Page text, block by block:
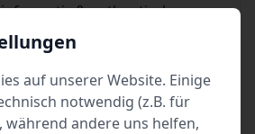
& authentisch
auf der Stadtaußenseite
23552 Lübeck)
Tickets
auf unserer Website. Einige
notwendig (z.B. für
während andere uns helfen,